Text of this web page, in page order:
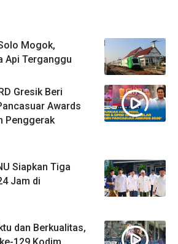
Mogok,
Api Terganggu
Gresik Beri
Awards
Penggerak
Siapkan Tiga
Jam di
dan Berkualitas,